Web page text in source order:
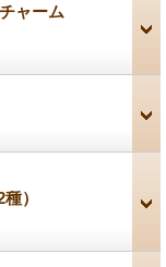
ャーム
）